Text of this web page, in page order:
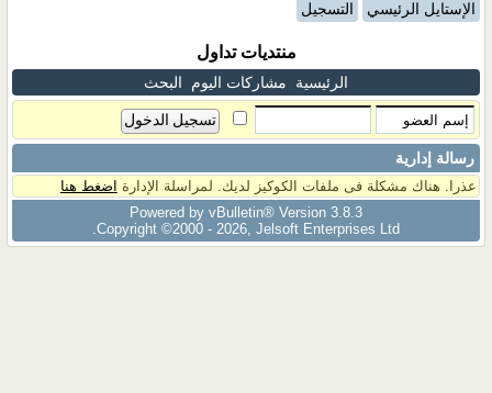
الإستايل الرئيسي التسجيل
منتديات تداول
الرئيسية مشاركات اليوم البحث
رسالة إدارية
عذرا. هناك مشكلة فى ملفات الكوكيز لديك. لمراسلة الإدارة اضغط هنا
Powered by vBulletin® Version 3.8.3
Copyright ©2000 - 2026, Jelsoft Enterprises Ltd.